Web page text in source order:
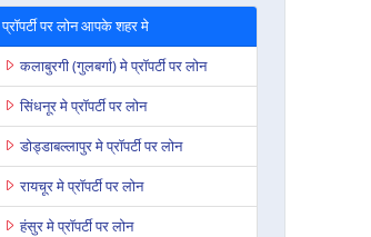
प्रॉपर्टी पर लोन आपके शहर मे
कलाबुरगी (गुलबर्गा) मे प्रॉपर्टी पर लोन
सिंधनूर मे प्रॉपर्टी पर लोन
डोड्डाबल्लापुर मे प्रॉपर्टी पर लोन
रायचूर मे प्रॉपर्टी पर लोन
हंसुर मे प्रॉपर्टी पर लोन